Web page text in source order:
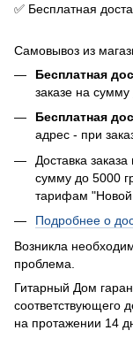
✅ Бесплатная
Самовывоз из
Бесплатная
заказе на сумму
Бесплатная
адрес - при
Доставка
сумму до 5000
тарифам
Подробнее о
Возникла
проблема.
Гитарный Дом
соответствующего
на протажении 14